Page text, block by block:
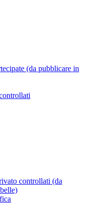
(da pubblicare in
controllati (da